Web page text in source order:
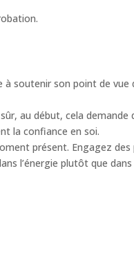
soutenir son point de vue
au début, cela demande
la confiance en soi.
présent. Engagez des
l’énergie plutôt que dans